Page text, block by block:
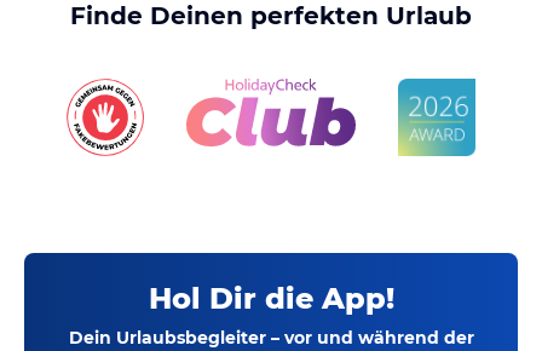
Finde Deinen perfekten Urlaub
Hol Dir die App!
Dein Urlaubsbegleiter – vor und während der